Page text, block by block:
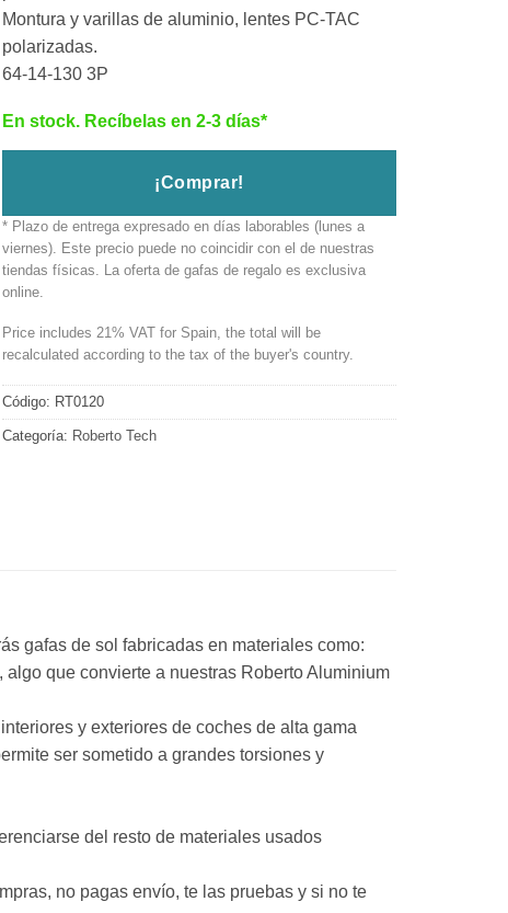
Montura y varillas de aluminio, lentes PC-TAC
polarizadas.
64-14-130 3P
En stock. Recíbelas en 2-3 días*
¡Comprar!
* Plazo de entrega expresado en días laborables (lunes a
viernes). Este precio puede no coincidir con el de nuestras
tiendas físicas. La oferta de gafas de regalo es exclusiva
online.
Price includes 21% VAT for Spain, the total will be
recalculated according to the tax of the buyer's country.
Código: RT0120
Categoría: Roberto Tech
gafas de sol fabricadas en materiales como:
que convierte a nuestras Roberto Aluminium
y exteriores de coches de alta gama
ser sometido a grandes torsiones y
del resto de materiales usados
no pagas envío, te las pruebas y si no te